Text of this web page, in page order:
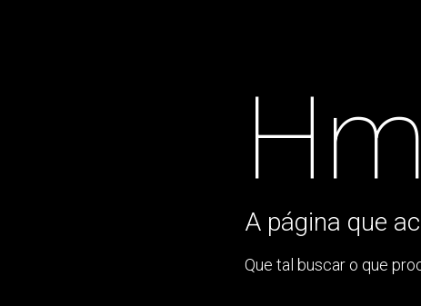
A página que
Que tal buscar o que